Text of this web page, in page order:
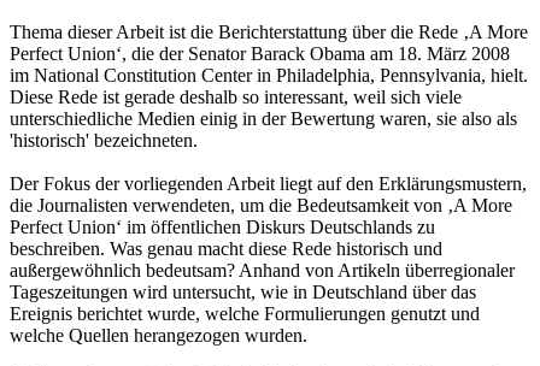
Thema dieser Arbeit ist die Berichterstattung über die Rede ‚A More
Perfect Union‘, die der Senator Barack Obama am 18. März 2008
im National Constitution Center in Philadelphia, Pennsylvania, hielt.
Diese Rede ist gerade deshalb so interessant, weil sich viele
unterschiedliche Medien einig in der Bewertung waren, sie also als
'historisch' bezeichneten.
Der Fokus der vorliegenden Arbeit liegt auf den Erklärungsmustern,
die Journalisten verwendeten, um die Bedeutsamkeit von ‚A More
Perfect Union‘ im öffentlichen Diskurs Deutschlands zu
beschreiben. Was genau macht diese Rede historisch und
außergewöhnlich bedeutsam? Anhand von Artikeln überregionaler
Tageszeitungen wird untersucht, wie in Deutschland über das
Ereignis berichtet wurde, welche Formulierungen genutzt und
welche Quellen herangezogen wurden.